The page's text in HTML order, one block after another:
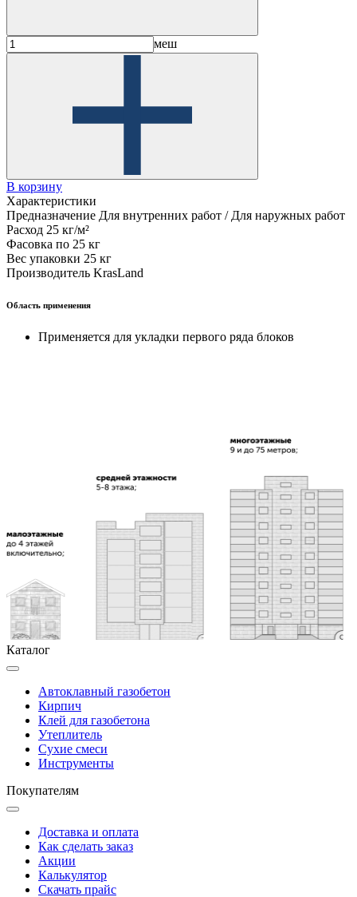
меш
В корзину
Характеристики
Предназначение Для внутренних работ / Для наружных работ
Расход 25 кг/м²
Фасовка по 25 кг
Вес упаковки 25 кг
Производитель KrasLand
Область применения
Применяется для укладки первого ряда блоков
Каталог
Автоклавный газобетон
Кирпич
Клей для газобетона
Утеплитель
Сухие смеси
Инструменты
Покупателям
Доставка и оплата
Как сделать заказ
Акции
Калькулятор
Скачать прайс